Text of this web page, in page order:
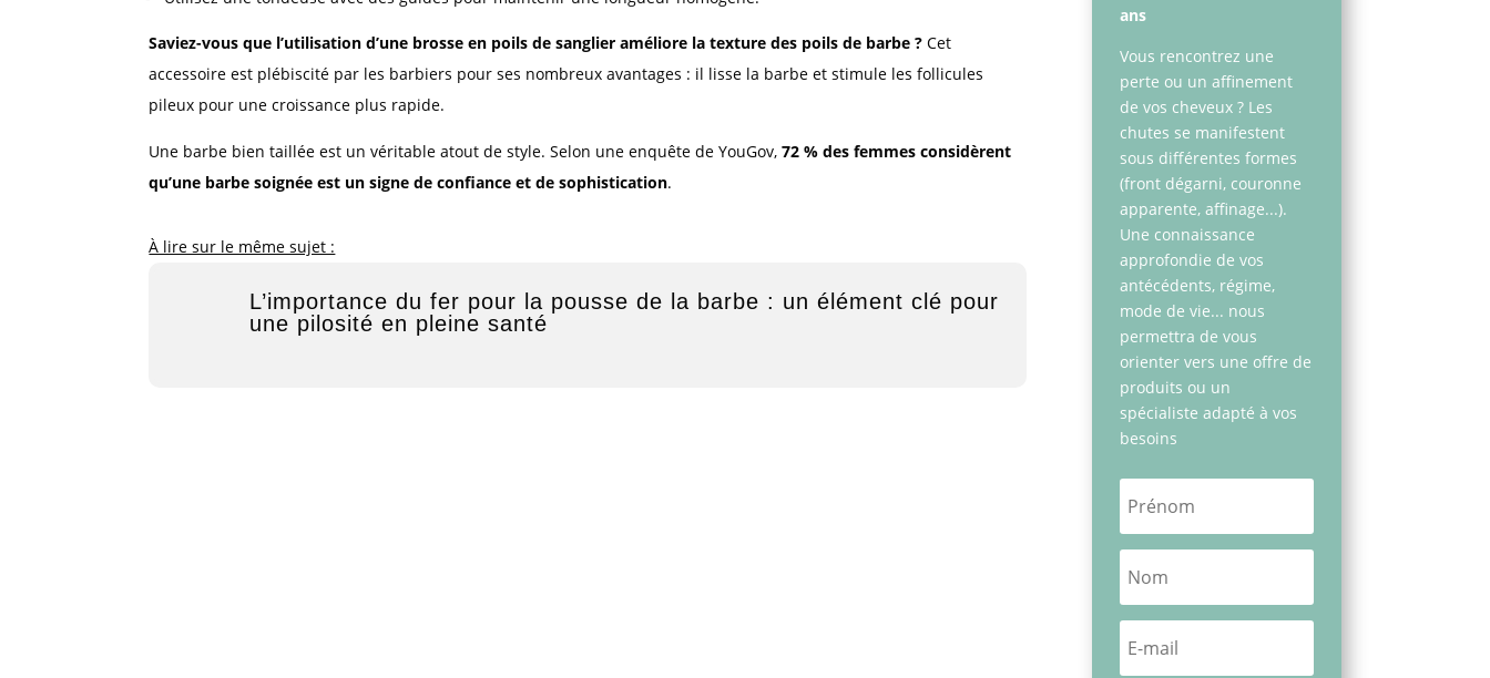
Saviez-vous que l’utilisation d’une brosse en poils de sanglier améliore la texture des poils de barbe ? Cet
accessoire est plébiscité par les barbiers pour ses nombreux avantages : il lisse la barbe et stimule les follicules
pileux pour une croissance plus rapide.
Une barbe bien taillée est un véritable atout de style. Selon une enquête de YouGov,72 % des femmes considèrent
qu’une barbe soignée est un signe de confiance et de sophistication.
À lire sur le même sujet :
L’importance du fer pour la pousse de la barbe : un élément clé pour
une pilosité en pleine santé
ans
Vous rencontrez une
perte ou un affinement
de vos cheveux ? Les
chutes se manifestent
sous différentes formes
(front dégarni, couronne
apparente, affinage...).
Une connaissance
approfondie de vos
antécédents, régime,
mode de vie... nous
permettra de vous
orienter vers une offre de
produits ou un
spécialiste adapté à vos
besoins